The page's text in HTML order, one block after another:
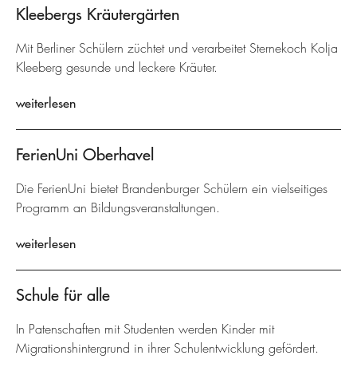
Kleebergs Kräutergärten
Mit Berliner Schülern züchtet und verarbeitet Sternekoch Kolja
Kleeberg gesunde und leckere Kräuter.
weiterlesen
FerienUni Oberhavel
Die FerienUni bietet Brandenburger Schülern ein vielseitiges
Programm an Bildungsveranstaltungen.
weiterlesen
Schule für alle
In Patenschaften mit Studenten werden Kinder mit
Migrationshintergrund in ihrer Schulentwicklung gefördert.